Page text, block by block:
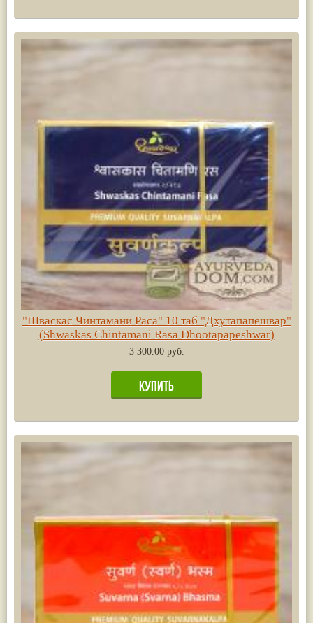
"Шваскас Чинтамани Раса" 10 таб "Дхутапапешвар"
(Shwaskas Chintamani Rasa Dhootapapeshwar)
3 300.00 руб.